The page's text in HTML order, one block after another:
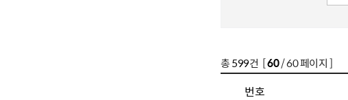
총599건 [60/ 60 페이지 ]
번호